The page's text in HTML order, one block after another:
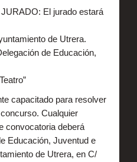
El jurado estará
de Utrera.
de Educación,
capacitado para resolver
Cualquier
convocatoria deberá
Educación, Juventud e
de Utrera, en C/